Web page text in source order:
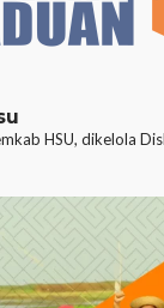
HSU, dikelola